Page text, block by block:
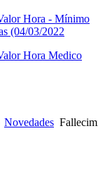
Hora - Mínimo
(04/03/2022
Hora Medico
Novedades